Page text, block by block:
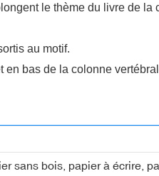
le thème du livre de
au motif.
bas de la colonne
sans bois, papier à écrire,